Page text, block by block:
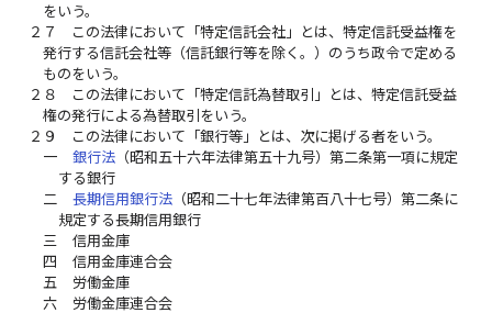
をいう。
２７
この法律において「特定信託会社」とは、特定信託受益権を
発行する信託会社等（信託銀行等を除く。）のうち政令で定める
ものをいう。
２８
この法律において「特定信託為替取引」とは、特定信託受益
権の発行による為替取引をいう。
２９
この法律において「銀行等」とは、次に掲げる者をいう。
一
銀行法（昭和五十六年法律第五十九号）第二条第一項に規定
する銀行
二
長期信用銀行法（昭和二十七年法律第百八十七号）第二条に
規定する長期信用銀行
三
信用金庫
四
信用金庫連合会
五
労働金庫
六
労働金庫連合会